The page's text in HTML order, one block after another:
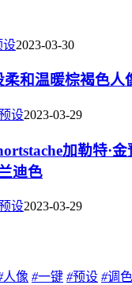
设2023-03-30
柔和温暖棕褐色人
设2023-03-29
加勒特·
迪色
设2023-03-29
人像 #一键 #预设 #调色